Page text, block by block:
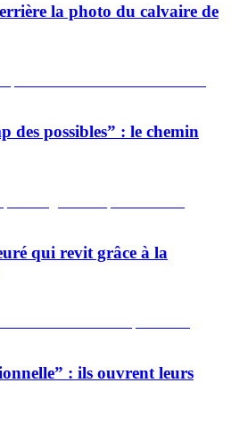
la photo du calvaire de
des possibles” : le chemin
qui revit grâce à la
: ils ouvrent leurs